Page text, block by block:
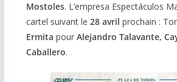
Mostoles. L’empresa Espectáculos
cartel suivant le 28 avril prochain :
Ermita pour Alejandro Talavante,
Caballero.